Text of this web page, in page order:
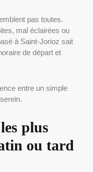
pas toutes.
mal éclairées ou
à Saint-Jorioz sait
de départ et
entre un simple
plus
ou tard